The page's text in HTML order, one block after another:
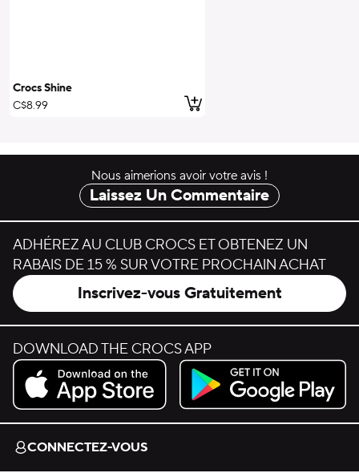
Crocs Shine
C$8.99
ajouter au panier
Nous aimerions avoir votre avis !
Laissez Un Commentaire
ADHÉREZ AU CLUB CROCS ET OBTENEZ UN
RABAIS DE 15 % SUR VOTRE PROCHAIN ACHAT
Inscrivez-vous Gratuitement
DOWNLOAD THE CROCS APP
Download on the App Store.
Get it on Google Play.
CONNECTEZ-VOUS